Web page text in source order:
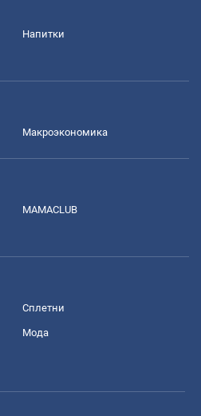
Напитки
Mакроэкономика
MAMACLUB
Сплетни
Мода